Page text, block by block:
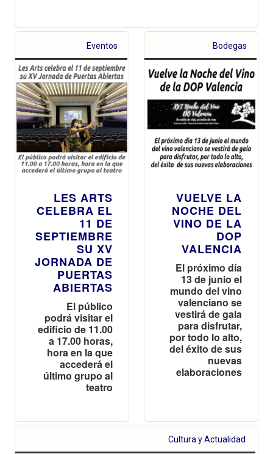
Eventos
LES ARTS
CELEBRA EL
11 DE
SEPTIEMBRE
SU XV
JORNADA DE
PUERTAS
ABIERTAS
El público
podrá visitar el
edificio de 11.00
a 17.00 horas,
hora en la que
accederá el
último grupo al
teatro
Bodegas
VUELVE LA
NOCHE DEL
VINO DE LA
DOP
VALENCIA
El próximo día
13 de junio el
mundo del vino
valenciano se
vestirá de gala
para disfrutar,
por todo lo alto,
del éxito de sus
nuevas
elaboraciones
Cultura y Actualidad